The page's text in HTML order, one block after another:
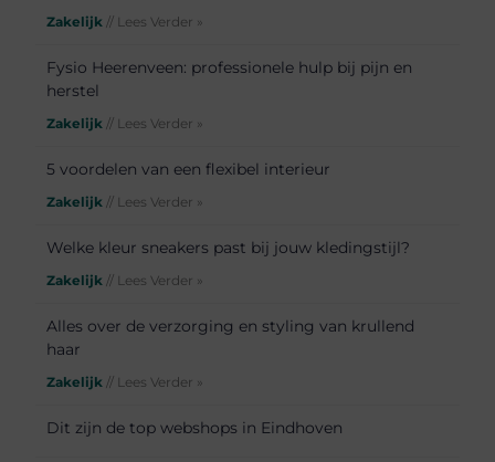
Zakelijk // Lees Verder »
Fysio Heerenveen: professionele hulp bij pijn en
herstel
Zakelijk // Lees Verder »
5 voordelen van een flexibel interieur
Zakelijk // Lees Verder »
Welke kleur sneakers past bij jouw kledingstijl?
Zakelijk // Lees Verder »
Alles over de verzorging en styling van krullend
haar
Zakelijk // Lees Verder »
Dit zijn de top webshops in Eindhoven